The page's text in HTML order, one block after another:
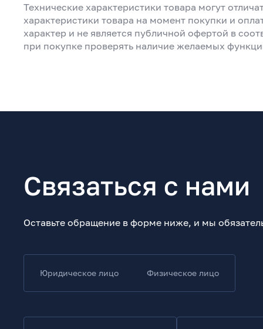
Технические характеристики товара могут
характеристики товара на момент покупки и
характер и не является публичной офертой в
при покупке проверять наличие желаемых
Связаться с нами
Оставьте обращение в форме ниже, и мы
Юридическое лицо Физическое лицо